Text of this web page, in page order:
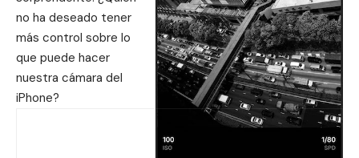
no ha deseado tener
más control sobre lo
que puede hacer
nuestra cámara del
iPhone?